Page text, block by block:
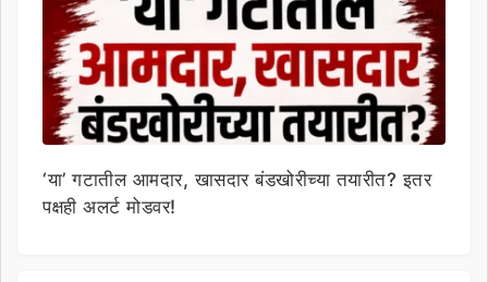
‘या’ गटातील आमदार, खासदार बंडखोरीच्या तयारीत? इतर
पक्षही अलर्ट मोडवर!